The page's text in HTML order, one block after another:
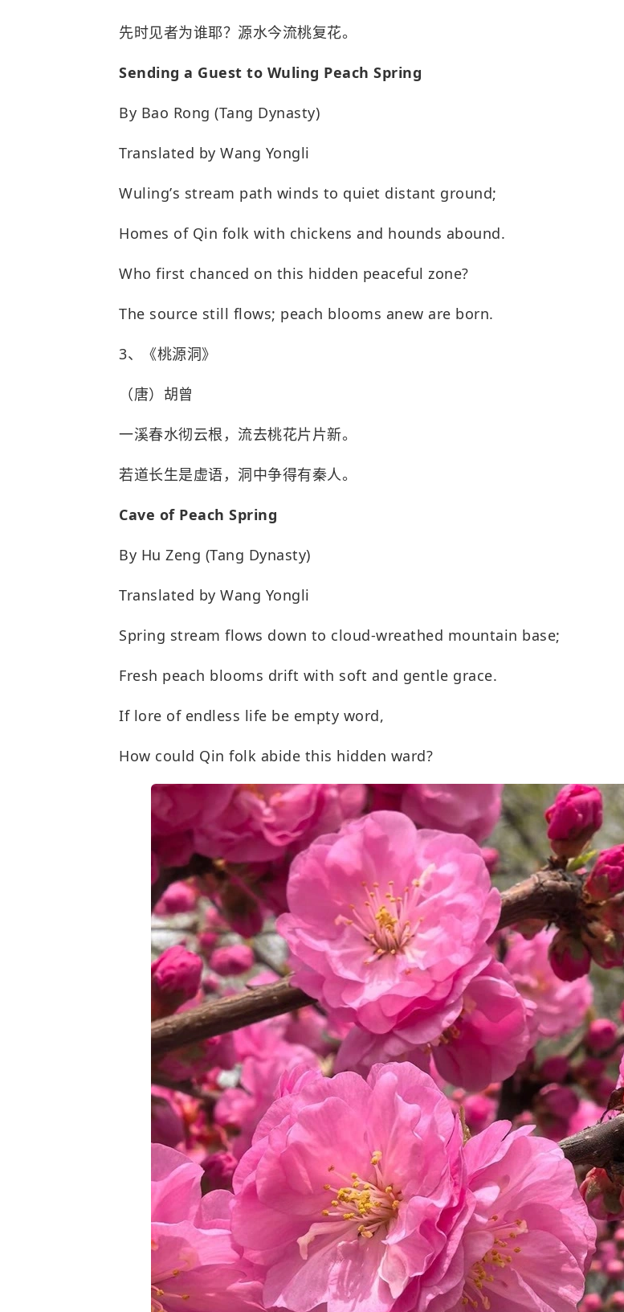
先时见者为谁耶？源水今流桃复花。
Sending a Guest to Wuling Peach Spring
By Bao Rong (Tang Dynasty)
Translated by Wang Yongli
Wuling’s stream path winds to quiet distant ground;
Homes of Qin folk with chickens and hounds abound.
Who first chanced on this hidden peaceful zone?
The source still flows; peach blooms anew are born.
3、《桃源洞》
（唐）胡曾
一溪春水彻云根，流去桃花片片新。
若道长生是虚语，洞中争得有秦人。
Cave of Peach Spring
By Hu Zeng (Tang Dynasty)
Translated by Wang Yongli
Spring stream flows down to cloud-wreathed mountain base;
Fresh peach blooms drift with soft and gentle grace.
If lore of endless life be empty word,
How could Qin folk abide this hidden ward?